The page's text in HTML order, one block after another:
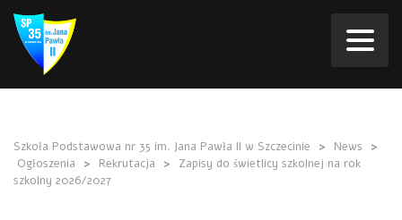
Szkoła Podstawowa nr 35 im. Jana Pawła II w Szczecinie > News
>
Ogłoszenia
> Rekrutacja >
Zapisy do świetlicy szkolnej na rok
szkolny 2026/2027